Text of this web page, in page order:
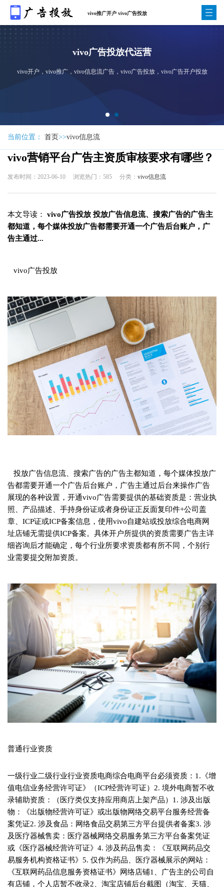
vivo推广开户 vivo广告投放
流广告，vivo广告投放，vivo广告开户投放
vivo手机广告专业的个性化推
当前位置： 首页>>vivo信息流
vivo营销平台广告主资质审核要求有哪些？
发布时间：2023-06-10 浏览热门：585 分类： vivo信息流
本文导读：
‍ vivo广告投放‍ 投放广告信息流、搜索广告的广告主
都知道，每个媒体投放广告都需要开通一个广告后台账户，广
告主通过...
‍ vivo广告投放‍
投放广告信息流、搜索广告的广告主都知道，每个媒体投放广
告都需要开通一个广告后台账户，广告主通过后台来操作广告
展现的各种设置，开通vivo广告需要提供的基础资质是：营业执
照、产品描述、手持身份证或者身份证正反面复印件+公司盖
章、ICP证或ICP备案信息，使用vivo自建站或投放综合电商网
址店铺无需提供ICP备案。具体开户所提供的资质需要广告主详
细咨询后才能确定，每个行业所要求资质都有所不同，个别行
业需要提交附加资质。
普通行业资质
一级行业二级行业行业资质电商综合电商平台必须资质：1.《增值电信业务经营许可证》（ICP经营许可证）2. 境外电商暂不收录辅助资质：（医疗类仅支持应用商店上架产品）1. 涉及出版物：《出版物经营许可证》或出版物网络交易平台服务经营备案凭证2. 涉及食品：网络食品交易第三方平台提供者备案3. 涉及医疗器械售卖：医疗器械网络交易服务第三方平台备案凭证或《医疗器械经营许可证》4. 涉及药品售卖：《互联网药品交易服务机构资格证书》5. 仅作为药品、医疗器械展示的网站：《互联网药品信息服务资格证书》网络店铺1、广告主的公司自有店铺，个人店暂不收录2、淘宝店铺后台截图（淘宝、天猫、京东等）3、不收录烟、高仿、A货 B货、山寨产品等返利平台1、平台本身如涉及在线售卖，需提供《增值电信业务许可证》或者授权、ICP 证以及各大电商合作证明2、平台本身如不涉及在线售卖，仅作为各大电商的导购平台，则需提供各大电商合作证明3、不接受个人/个体户推广返利相关内容优惠券淘宝、天猫等电商平台的授权证明或合作协议网络分期商城1、《增值电信业务经营许可证》2、与银行分期业务合作证明直营电商服饰鞋包1、行业资质；提供产品样式或包装2、涉及电子产品需提供：《产品质量检测合格证书》3、涉及国内外品牌产品：提供相关的合作证明；4、涉及品牌产品提供商标，商标主体非广告主需提交授权；5、二类电商不收录高仿、A货 B货、山寨产品、禁止投放产品等6、涉及品需提供品牌经销直接授权，品牌持有方中国官网需可查7、首饰类（非金银珠宝类）需提交质检报告，提供相应材质。根据具体产品另作额外资质要求数码家电日用百货母婴玩具运动户外钟表首饰用品其他护肤彩妆（非特殊用途化妆品）1、 产品包装信息2、 《化妆品生产许可证》；非生产企业需补充广告主和实际生产企业之间的代生产合同或经销证明3、国产非特殊用途化妆品备案（查询方式：http://125.35.6.80:8080/ftba/fw.jsp），且备案信息中不存在类如“责令改正”或者“未备案”的字样4、进口非特殊用途化妆品：《进口非特殊用途化妆品备案凭证》或《进口化妆品卫生许可批件》或批准文号等个护美妆1、 产品包装信息 2、《化妆品生产许可证》; 非生产企业需补充广告主和实际生产企业之间的代生产合同或经销证明 3、《国产特殊用途化妆品许可批件》 4、进口特殊用途化妆品：《进口特殊用途化妆品行政许可批件》或《进口化妆品卫生许可批件》或批准文号等 备注：丰胸和美胸暂不收录特殊用途化妆品（育发、染发、烫发、脱毛、减肥、除臭、祛斑、防晒、健美等）零食饮料1、白酒，茶叶，休闲零食、餐饮中符合调料等与可直接入口产品售卖；行业资质视产品参考食品中的相关资质物品收藏字画、袁大头、纪念章等文玩相关产品的售卖；行业资质视产品参考文玩收藏中的相关资质医药保健1、带有保健功效性产品以货到付款形式售卖，如医疗器械（械字号） OTC（OTC标志） 保健食品（蓝帽） 保健用品等；行业资质视产品参考医疗服务中的相关资质娱乐影视视频1、《信息网络传播视听节目许可证》+ICP证2、若视频网站有自制综艺节目或者自制剧，请提供《广播电视节目制作经营许可证》直播1、《网络文化经营许可证》（经营范围必须包括直播）；2、如果涉及军事、政治、体育等直播内容，则请提供《信息网络传播视听节目许可证》音乐音频软著（应用商店上架产品）资讯阅读软著（应用商店上架产品）广播电视台1. 《信息网络传播视听节目许可证》2. 《互联网新闻信息服务许可证》小说平台应用类（含小程序、快应用）：《网络文化经营许可证》或《网络出版服务许可证》或相关内容合作证明，同时提供合作方的相关许可证；软著（应用商店上架产品）公众号加粉类：1、公众号主体信息截图 2、公众号主体非广告主需提供公众号主体的授权书3、承诺函4、《网络文化经营许可证》系统/工具办公软件软著（应用商店上架产品）系统软件软著（应用商店上架产品）体育健康软著（应用商店上架产品）美图摄影软著（应用商店上架产品）地图导航《测绘行业资格证书》定位系统软著（应用商店上架产品）天气日历软著（应用商店上架产品）日常工具软著（应用商店上架产品）婚恋/社交婚恋交友请联系商务进行线下备案，涉及应用下载需提供软著（应用商店上架产品）。资质内容可参照《特殊资质备案&VIVO广告平台资质审核细则》内容社区职场社交游戏社交聊天交友游戏（应用商店上架产品）游戏营业执照+《计算机软件著作权登记证》软著非广告主所有需提供推广授权证明招商加盟美容减肥加盟（不接受金融类客户、医疗类、线上棋牌游戏类等高危招商加盟以及微商加盟投放）要求统一提供：公司前台照片，公司营业执照（营业执照经营范围需涵盖投放内容）。餐饮服务加盟养殖类加盟：涉及回收、回购等承诺时需补充3份合作协议教育培训加盟品牌加盟：《商标注册证》及商标使用授权汽车产品加盟加盟平台，涉及多品牌加盟服务：加盟平台1、ICP 证（增值电信业务许可证）生活服务加盟2、三家以上合作协议（商标注册证）养殖加盟且需注意家居建材加盟1） 加盟平台为广告主所有，需提供加盟平台名称或网址，供查询；生活用品2） 加盟平台非广告主所有，需提供所有者与广告主之间的合作协议或授权娱乐休闲代加工类（含回收成品模式的各种加盟）：三家以上合作协议机械电子特殊加盟产品资质补充：服饰礼品加盟1. 服务器出租加盟：需要提供IDC经营许可证代加工加盟2. 提炼黄金加盟：《废弃电器电子产品处理资格证书》食品包装食品饮料1、食品包装，需提供 QS 码/SC 码2、《食品生产许可证》，生产商非广告主请提供经销证明等3、《食品经营许可证》4、多样食品请提供产品清单5、涉及进口食品需提供《报关单》及《检验检疫证明》6、进口乳制品：生乳、生乳制品、巴士杀菌乳须提供《中华人民共和国进境动植物检疫许可证》+须提供该出口国或政府出具的卫生证书+须提供该境外乳制品企业在质检总局的备案信息散装食品1、《营业执照》，核对经营范围包含食品2、《食品经营许可证》食补类产品《食品经营许可证》，药食同源类产品以食物投放不得宣传药效如：阿胶、灵芝粉药食同源类产品以食物投放不得宣传药效酒品1、食品包装，需提供 QS 码/SC 码2、《食品生产许可证》，生产商非广告主请提供经销证明等3、《食品经营许可证》4、多样食品请提供产品清单5、涉及进口食品需提供《报关单》及《检验检疫证明》食品卖场及门店《食品经营许可证》清真食品《清真食品生产经营许可证》或相关证件食盐《食盐批发许可证》（省级食盐批发企业可跨省销售食盐，省级以下食盐批发企业可在所在省内销售食盐）国产生鲜蔬果1、近一年内的农产品卫生检疫合格证明（如检测报告、农药残留物检测报告）2、若为经销商，还需提交收购合同、授权鲜活水产品1、进货合同或授权；若卖家经营的为活蟹产品（包括大闸蟹、青蟹等），则必须提交水域养殖租赁合同，若为阳澄湖大闸蟹还需地理标志证明或原产地域保护产品专营证书2、近一年内的检测报告生鲜蛋产品1、若为自产自销，需提供《动物防疫条件合格证》、《动物检验检疫证明》2、若为经销商，需提供供货方的《动物防疫条件合格证》、《动物检验检疫证明》、进货合同或授权3、 近一年内的检测报告生鲜肉制品1.、若为自产自销肉制品，需提供卖家的《动物防疫条件合格证》、《动物检验检疫证明》、若为猪肉制品，需再提供卖家《生猪定点屠宰证》2.、若为经销商，需提供采购合同或者授权、供货方《生猪定点屠宰证》（仅限猪肉制品）、《动物防疫条件合格证》、《动物检疫合格证明》3.、近一年内的检测报告生鲜水产卡券1、礼券发行方及授权供应商的营业执照经营范围中必须有水产品项2、须提供发卡方单用途预付卡备案的证明文件3、发卡企业向备案机关提交的包含该入驻商家（售卡单位）的售卡企业清单及承诺函（入驻商家为发卡方无需提供此项）4、经营水产品的养殖证明/进货渠道证明（如：授权）5、经营水产品的质量检测报告6、经营大闸蟹卡券的特殊要求：商标权人/礼券发行方持有的阳澄湖大闸蟹原产地域保护产品专营证书进口生鲜产品1、报关单和出入境检验检疫证明：近一年内的中华人民共和国进口货物报关单以及近一年内的同批次（以合同号进行判断）商品的出入境检验检疫合格证明或出入境检验检疫卫生证书，报关单上应展现对应品牌名称，及商品名称2、委托进口协议：若报关单上的经营单位或收货单位不在授权链上，需提供委托报关授权绿色食品绿色食品证书农产品农产品地理标志登记证书无公害农产品无公害农产品认证证书有机食品有机产品认证证书保健食品1、保健食品的质量标准、说明书、标签和实际使用的包装（即体现产品蓝帽标识）2、保健食品批准证明文件/保健食品注册证书及加盖公章的复印件文件（带有国食健字或卫食健字的批号）3、保健食品产品信息在食药监备案的查询截图，截图为查询结果详情页全部内容（查询方式：http://app1.sfda.gov.cn/datasearch/face3/base.jsp?tableId=30&tableName=TABLE30&title=%B9%FA%B2%FA%B1%A3%BD%A1%CA%B3%C6%B7&bcId=118103385532690845640177699192 ）4、《保健食品广告审查表》/保健食品广告批准文号（在有效期内），与发布内容一致的样稿（样片、样带）和电子化文5、具体投放广告的保健食品广告审批备案电子凭证截图（查询方式：http://app1.sfda.gov.cn/datasearch/face3/base.jsp?tableId=29&tableName=TABLE29&title=%B1%A3%BD%A1%CA%B3%C6%B7%B9%E3%B8%E6&bcId=118715670261084477325919722365 ），截图包括具体查询结果页（须含保健食品广告批准文号）以及全部广告发布详情图。（确保保健仪器广告发布申请人即为详情图中的广告主）6、《食品经营许可证》（2015年10月1日之后正式启用）7、保健食品申请公司或者相关法人的《营业执照》或其它主体资格证明文件。（标明“与原件一致”并上盖公章，需确保企业未在企业经营异常名录中且所售商品在营业执照经营范围内）8、保健食品生产企业的《食品生产许可证》或《卫生许可证》（2009年停止发放新证，原证在有效期内已经可以使用）原件或加盖公章的复印件9、进口保健食品广告的发布，由境外注册申请人常驻中国代表机构办理注册事务的，应当提交《外国企业常驻中国代表机构登记证》及其复印件；境外注册申请人委托境内的代理机构办理注册事项的，应当提交经过公证的委托书原件以及受委托的代理机构营业执照复印件。其它资质证书及审核内容和国产保健品一致。同时，需《海关通关单》以及《口岸检疫证明》文玩收藏集邮仅限银行、邮政局、特许经销商投放投放纪念张1. 提供产品样式2. 提供作者授权（纪念张为一种类似邮票型张、小全张，无面值、有的也带齿孔的图张，且不属于集邮品）纪念币1、提供中国人民银行同意发行该纪念币的公告文件并指明该公开文件的网址2、仅收录银行、中国金币总公司、中国金币总公司的子公司投放3、纪念币素材不得出现虚高价格，不得暗示买卖翻倍退市人民币提供央行退市人民币公告（退市人民币不得以纪念钞作宣传）手工制工艺品1、提供作者授权2、涉及特殊材质需提供鉴定证书或质检报告3、不得涉及特殊题材，如涉及需提供相关许可证明特殊材质饰品1、珠宝玉石质检中心提供的质量保证书（针对珠宝玉石的产品等级）2、进口珠宝需提供中华人民共和国入境货物检验检疫证明3、仅限线下品牌连锁店铺投放（有认证品牌，国内线下店铺5家以上）纪念钞1．允许宣传法定货币；2．提供央行允许纪念钞发行的文件；3．法律上不限制出售主体纪念章1. 作品登记证书或体现著作者文件2. 提供作者授权3. 涉及特殊材质需提供鉴定证书或质检报告（纪念章不得以纪念币作宣传）文物经营《文物经营许可证》文物拍卖《文物经营许可证》或者《文物拍卖许可证》文物复制品销售《文物复制品销售许可证》文物商店需要获得省级文物主管单位同意批准设立的文件普通拍卖营业执照，核查经营范围司法拍卖平台已入司法拍卖库的证明医疗服务医疗机构1、《医疗机构执业许可证》2、《医疗广告审查证明》（核实广告内容与审查证明是否一致，是否在有效期内）3、《医疗广告成品样件表》，必须有广告成品样件，且成品样件相符，媒体类别涵盖“影视“的，需提供脚本图片。4、仅限广告主本身为持牌医疗机构可投放，不允许商业推广授权医疗器械提供产品样式或包装（需体现生产信息）1. 一类：《类医疗器械备案凭证》+《类医疗器械生产备案凭证》+《医疗器械广告审查表》2. 二类：①《医疗器械生产许可证》/《第二类医疗器械生产备案凭证》②《第二类医疗器械经营备案凭证》③《医疗器械广告审查表》广告发布媒体类别涵盖“影视“的，需提供脚本图片3. 三类：《医疗器械生产许可证》+《医疗器械经营许可证》+《医疗器械广告审查表》美容整形医院1、描述：涉及医疗微整形，包括：纹绣，激光祛疤，瘦脸针，牙齿矫正，视力矫正，割双眼皮，开眼角，注射类，玻尿酸，肉毒，美白针，线雕，水光针。但涉及到隆胸，隆鼻，等有假体植入严重影响面貌比较大和大型手术不可投放。2、三选一①全国连锁品牌，美容整形医院，资质过硬，品牌实力雄厚，如美莱整形、伊美尔整形等；②本土知名品牌（与公立三甲医院有合作关系，且在本土口碑良好）；③省级医保定点单位3、注资不低于300万4、《医疗机构执业许可证》5、《医疗广告审查证明》6、《医疗广告成品样件表》，须有广告成品样件，且成品样件相符7、至少提供持3名医师的《医师执业证》或《医疗美容主诊医生职业资格证》高端妇幼1、描述：高定位、高价格、高标准的妇产医院，月子中心等，但不是妇科医院；2、至少提供3名具有副主任医师以上职称的医师的《医师执业证》3、《医疗广告审查表》以及对应的《广告成品样件》，且无重大医疗事故4、如涉及医疗，需要《医疗机构执业许可证》体检中心1、《医疗机构执业许可证》2、《医疗广告审查证明》3、《医疗广告成品样件表》，须有广告成品样件且成品样件相符4、广告推广涉及特殊科室，需提交相应资质，如：放射科，需提交《放射诊疗许可证》5、不收录赴外体检/生子心理健康1、《医疗机构执业许可证》2、《医疗广告审查证明》3、《医疗广告成品样件表》兽医兽药1、《兽药生产/经营许可证》或批准文件2、《兽药广告审查证明》3、涉及动物疾病的诊疗还需提供《动物诊疗许可证》4、暂不接受国外兽药药品提供产品包装（需体现生产信息）1. 《药品生产许可证》2. 《药品经营许可证》3. 《药品广告审查证明》广告发布媒体类别涵盖“影视“的，需提供脚本图片4、客户为线上药品信息展示，不涉及销售，需提交《互联网药品信息服务资格证书》5、客户为线上药品交易平台，需提交《互联网药品交易服务资格证书》6､进口药品须提供《进口药品注册证》消毒产品1、 产品名称及包装信息，需体现生产信息2、 《消毒产品生产企业卫生许可证》3、 产品在全国消毒产品网上备案信息服务平台可查询（https://credit.jdzx.net.cn/xdcp/loginPage.do?vsite=）保健用品1、 产品名称及包装信息，需体现生产信息2、 二选一：①地方保健部门/协会颁发的产品备案证书；②产品检测报告，报告编号需在http://cx.cnca.cn/CertECloud/qts/qts/qtsPage可查询药品生产1、《药品生产许可证》2、如果具体推广某些药品，需要提供①药品清单②清单上药品的《药品广告审查表》假肢生产装配假肢和矫形器（辅助器具）生产装配企业资格认定书医疗线上咨询平台1、《医疗机构执业许可证》2、《互联网医疗保健信息服务审核同意书》若为为医疗机构导流的app则需提供：1. 提供二家以上医疗机构的执业许可证2. 并提供与执业许可证一致的医疗机构的相关合作协议或证明3. 仅限应用商店上架产品生活服务物流平台《快递业务经营许可证》/《道路运输经营许可证》刻章经营范围包含刻章、刻公章、刻章服务、印章刻制相关业务开锁《特种行业许可证》（许可证经营范围注明为开锁）或《开锁服务许可证》或开锁服务卡或《开锁业备案登记证明》，且公安局备案证明家政服务《营业执照》，经营范围须包含家政服务相关营业范围动物园、植物园1、《经营许可证》2、若涉及珍贵保护动物或植物，需提供 1 个以上的备案信息网吧《网络文化经营许可证》高危险性体育项目1、《高危险性体育项目经营许可》高危险性体育项目包括（体育总局公布的批名单）：游泳（特指在游泳池、游泳馆等人工场所进行的游泳活动，不包括公开水域游泳）、高山滑雪、自由式滑雪、单板滑雪、潜水和攀岩2、需核对营业执照范围，可包括：滑雪相关、攀岩相关、游泳相关、潜水相关、体育信息咨询3、游泳场（馆）：需提供《公共场所卫生许可证》射击场所1、营业性射击场审批许可2、需提供省级公安发放的《民用枪支持枪证》3、实弹或彩弹都需提供上述资质健身房《营业执照》，核对经营范围娱乐场所1、描述：KTV，酒吧，保龄球馆、台球馆，旱冰、轰趴馆等2、《卫生许可证》3、《娱乐经营许可证》养生会所不接受仅针对男性服务的养生会所1、有具体门店照片，且必须提供美团/大众点评/口碑等后台截图2、《卫生许可证》和《税务登记证》和《消防许可证》3、至少有三名技师的健康证明4、内容需从严把控，不可提供破皮类的医疗服务乐器、玩具模型《营业执照》，核对经营范围理发店、美甲店《公共场所卫生许可证》宠物店1、《动物防疫合格证》2、涉及进口宠物，需符合相关法律法规（如不得涉及野生濒危物种）维修类《营业执照》，核对经营范围再生物资源回收1、《营业执照》需包含相关经营范围2、《再生资源经营许可证》3、《特种行业许可证》4、《生产性废旧金属收购许可证》卡券优惠与相关商家合作证明生活美容A、品牌类客户1）《卫生许可证 》和《税务登记证》和《消防许可证》2）全国有 100 家以上的连锁店或加盟店，品牌口碑良好，无负面新闻3）此类客户可以投放品牌推广以及连锁店推广B、门店类客户1）有具体门店照片2）《卫生许可证 》和《税务登记证》和《消防许可证》3）对应的从业人员需要有相关健康证明，至少有三名美容师的健康证明4）在当地无不良记录且口碑较好出行票务预定涉及航空票点，须提供《航空公司机票代理资格证》涉及售票网，同时销售汽车、火车、船票、飞机票等的，须提交3-5家航线或者运输公司的合作合同鲜花园艺营业执照摄影摄像营业执照品回收《营业执照》，核对经营范围外卖平台1、网络餐饮服务第三方平台提供所在地省级食品药品监督管理部门备案信息2、自建网站餐饮服务提供所在地县级食品药品监督管理部门备案信息，同时符合上述“餐饮服务”资质综合生活服务根据具体产品另作额外资质要求产后康复/按摩提供至少2名产后康复理疗师证商务服务律师事务所《律师事务所执业许可证》司法鉴定机构省级以上司法行政部门颁发的《司法鉴定许可证》公证《公证机构执业证书》律师咨询平台3份个人律师的《律师资格证》或律师事务的《律师事务所执业许可证》和合作证明资质代办1、《营业执照》，核对经营范围2、涉及商检报关，须提供《出入境检验检疫报检企业备案表》3、涉及专利代理，须提供《专利代理机构执业许可证》咨询代理《营业执照》，核对经营范围，须包含管理咨询、商务信息咨询等相关内容印刷《印刷经营许可证》艺人经纪1、《营业执照》，内容须包含“演艺经纪”、“文艺创作”、“演出经纪代理服务”、“艺人经纪”等相关内容2、《营业性演出许可证》娱乐票务1、《营业执照》2、对应演出《营业性演出经营许可证》以及票务代理合同会计事务所《会计师事务所执业证书》认证类《认证机构批准书》电商代运营《营业执照》，核对经营范围企业IT服务《营业执照》，核对经营范围建站服务《营业执照》，核对经营范围移民中介核对经营范围，明确移民相关+《因私入境中介机构经营许可证》；如涉及境外就业中介业务，则需要提供《境外就业中介许可证》布展会展《营业执照》，核对经营范围劳务派遣《劳务派遣经营许可证》兼职平台《人才中介许可证》或《人力资源服务资格证》招聘猎头《人才中介许可证》或《人力资源服务资格证》通信服务电信运营商《电信业务经营许可证》（《基础电信业务经营许可证》或《增值电信业务经营许可证》或《因特网接入服务业务经营许可证》）彩铃手机卡/流量包办理1. 提供《增值电信业务经营许可证》2. 与电信运营商的合作协议（至少提供首页、期限页、盖章页）3. 提供运营商官网套餐截图或链接供查询4. 暂不支持物联卡游戏充值提供与运营商，或广告主所推荐的网站、应用的运营方与运营商的合作协议；2. 游戏账户交易产品暂不收录充值卡1、《增值电信业务经营许可证》2、涉及短信群发，须提供与运营商的合作协议通信设备/IT服务《中国强制性产品认证证书》（3C证书）结婚服务婚纱摄影营业执照婚恋服务1. 经营性婚介所，须提供《营业执照》，且经营范围须包含婚姻服务或婚介服务2. 非经营性婚介所，须提供《民办非企业单位登记证书》3. 成都、新疆须提供《婚姻介绍服务许可证》婚庆服务营业执照餐饮美食烘焙甜点餐饮服务休闲餐饮1. 《食品生产许可证》或《食品经营许可证》或《食品流通许可证》或《餐饮服务许可证》 2. 取得食品经营许可的餐饮服务提供者在其餐饮服务场所制作加工食品，不需要取得食品生产许可快餐西餐火锅日韩料理其他餐饮零售百货超市有具体门店照片+《食品经营许可证》便利店购物中心体现中心名称的前门照片+营业执照+《消防许可证》机构协会政府机关提供机构证明协会团体提供机构证明公益提供机构证明（非募捐）安全安保防盗报警1.提供产品样式； 2.提供《产品质量检测合格证书》保安安保警用装备门禁考勤交通消防节能环保污染处理运营水污染物处理/污水处理厂：特许经营、政府购买服务（运营合同）（截止2019年10月）或《排污许可证》《城市生活垃圾经营性清扫、收集、运输服务许可证》废旧回收《营业执照》经营范围需覆盖具体项目。特殊项目如电子废弃物需提供对应经营许可证件节能设备产品质量检测合格证书环境评测《建设项目环境影响评价资质证书》或《中国合格评定认可委员会实验室认可证书》（CNAS）或《资质认定计量认证证书》（CMA）环保设备产品质量检测合格证书工业工程能源化工非危险品类，根据具体产品确认资质涉及危险化学品暂不收录机械设备根据网站经营内容提供以下一种或多种资质：涉及矿山企业、建筑施工企业和危险化学品，须提供《安全生产许可证》涉及从事电梯、起重机械、客运索道和大型游乐设施等机电类特种设备，以及锅炉、压力容器（含气瓶）、压力管道安装、改造、维修，须提供《特种设备安装改造维修许可证》涉及压力管道用管子、管件、阀门、法兰、补偿器、安全保护装置等，须提供《特种设备制造许可证》涉及以下产品或除以下产品的其他工业产品，须提供《全国工业产品生产许可证》电子电工《中国强制性产品认证证书》（3C证书）涉及特种设备，须提供《特种设备制造许可证》能源材料保留二级行业、状态不可用建筑工程农业辅助化肥1. 产品包装（需体现生产信息）2. 肥料登记证或肥料临时登记证（以下产品免于登记：硫酸铵，尿素，硝酸铵，氰氨化钙，磷酸铵（磷酸一铵、二铵），硝酸磷肥，过磷酸钙，氯化钾，硫酸钾，硝酸钾，氯化铵，碳酸氢铵，钙镁磷肥，磷酸二氢钾，单一微量元素肥，高浓度复合肥。）3. 《生产许可证》饲料/饲料添加剂1. 产品包装（需体现生产信息）2. 《生产许可证》农业其他营业执照，特殊产品需额外补充特殊资质教育留学出国留学中介机构：《自费出国留学中介服务机构资格证书》理财培训1. 纳入金融产品备案2. 需具备【教育咨询、培训】经营范围3. 讲师资质：教师授课需提供该授课讲师的《金融分析师资格证书》4. 落地页不允许开户、入金、交易、买卖、实操、实战教学等内容素质教育《办学许可证》或《民办学校办学许可证》或《民办职业培训办学许可证》基础教育描述：早期教育、才艺培训、语言培训、学历培训1、《营业执照》，明确经营范围相关，即包含教育